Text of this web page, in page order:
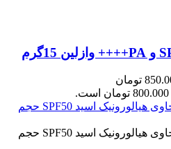
قیمت اصلی 850.000 تومان